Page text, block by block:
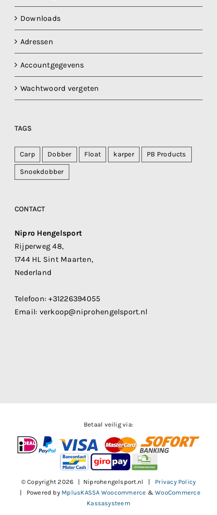
Downloads
Adressen
Accountgegevens
Wachtwoord vergeten
TAGS
Carp Dobber Float karper PB Products
Snoekdobber
CONTACT
Nipro Hengelsport
Rijperweg 48,
1744 HL Sint Maarten,
Nederland
Telefoon:+31226394055
Email: verkoop@niprohengelsport.nl
Betaal veilig via:
© Copyright2026 | Niprohengelsport.nl | Privacy Policy
| Powered by MplusKASSA Woocommerce &WooCommerce
Kassasysteem